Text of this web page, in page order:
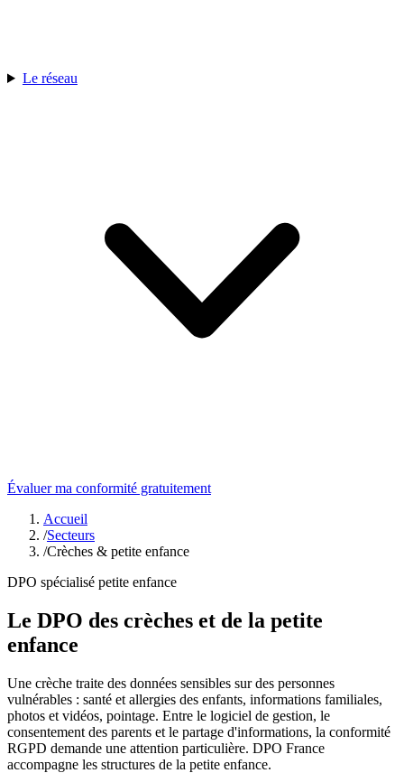
Le réseau
Évaluer ma conformité gratuitement
Accueil
/Secteurs
/Crèches & petite enfance
DPO spécialisé petite enfance
Le DPO des crèches et de la petite
enfance
Une crèche traite des données sensibles sur des personnes
vulnérables : santé et allergies des enfants, informations familiales,
photos et vidéos, pointage. Entre le logiciel de gestion, le
consentement des parents et le partage d'informations, la conformité
RGPD demande une attention particulière. DPO France
accompagne les structures de la petite enfance.